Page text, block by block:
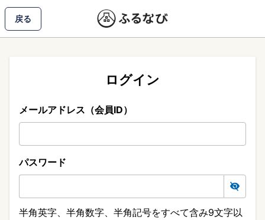
戻る
ログイン
メールアドレス（会員ID）
パスワード
半角英字、半角数字、半角記号をすべて含み9文字以